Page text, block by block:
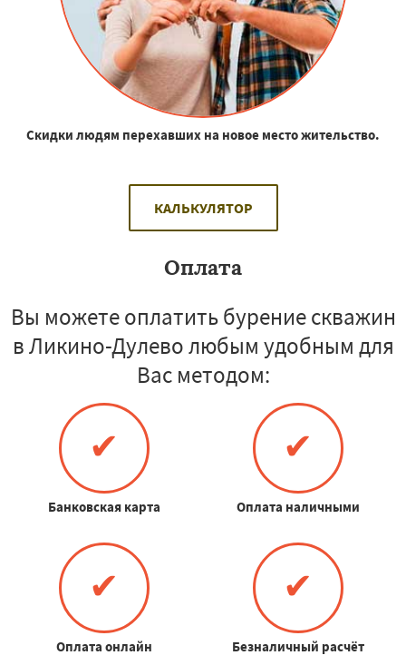
Скидки людям перехавших на новое место жительство.
КАЛЬКУЛЯТОР
Оплата
Вы можете оплатить бурение скважин
в Ликино-Дулево любым удобным для
Вас методом:
✔
Банковская карта
✔
Оплата наличными
✔
Оплата онлайн
✔
Безналичный расчёт